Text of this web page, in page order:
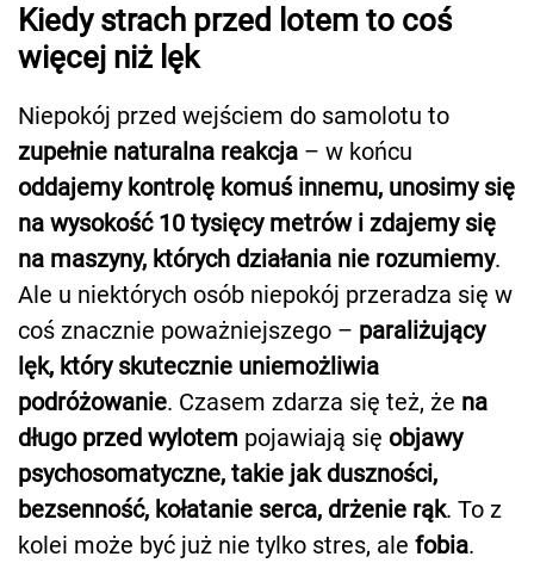
Kiedy strach przed lotem to coś
więcej niż lęk
Niepokój przed wejściem do samolotu to
zupełnie naturalna reakcja – w końcu
oddajemy kontrolę komuś innemu, unosimy się
na wysokość 10 tysięcy metrów i zdajemy się
na maszyny, których działania nie rozumiemy.
Ale u niektórych osób niepokój przeradza się w
coś znacznie poważniejszego – paraliżujący
lęk, który skutecznie uniemożliwia
podróżowanie. Czasem zdarza się też, że na
długo przed wylotem pojawiają się objawy
psychosomatyczne, takie jak duszności,
bezsenność, kołatanie serca, drżenie rąk. To z
kolei może być już nie tylko stres, ale fobia.